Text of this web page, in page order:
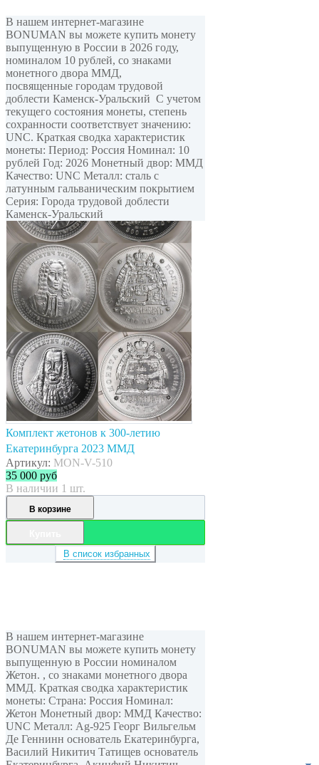
В нашем интернет-магазине
BONUMAN вы можете купить монету
выпущенную в России в 2026 году,
номиналом 10 рублей, cо знаками
монетного двора ММД,
посвященные городам трудовой
доблести Каменск-Уральский С учетом
текущего состояния монеты, степень
сохранности соответствует значению:
UNC. Краткая сводка характеристик
монеты: Период: Россия Номинал: 10
рублей Год: 2026 Монетный двор: ММД
Качество: UNC Металл: сталь с
латунным гальваническим покрытием
Серия: Города трудовой доблести
Каменск-Уральский
Комплект жетонов к 300-летию
Екатеринбурга 2023 ММД
Артикул: MON-V-510
35 000 руб
В наличии 1 шт.
В корзине
В список избранных
В нашем интернет-магазине
BONUMAN вы можете купить монету
выпущенную в России номиналом
Жетон. , cо знаками монетного двора
ММД. Краткая сводка характеристик
монеты: Страна: Россия Номинал:
Жетон Монетный двор: ММД Качество:
UNC Металл: Ag-925 Георг Вильгельм
Де Геннинн основатель Екатеринбурга,
Василий Никитич Татищев основатель